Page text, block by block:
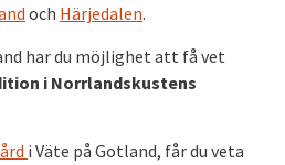
och Härjedalen.
har du möjlighet att få vet
i Norrlandskustens
i Väte på Gotland, får du veta